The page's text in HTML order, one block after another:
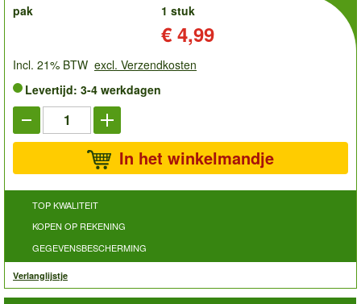
order
pak
1 stuk
€ 4,99
Incl. 21% BTW excl. Verzendkosten
Levertijd: 3-4 werkdagen
In het winkelmandje
TOP KWALITEIT
KOPEN OP REKENING
GEGEVENSBESCHERMING
Verlanglijstje